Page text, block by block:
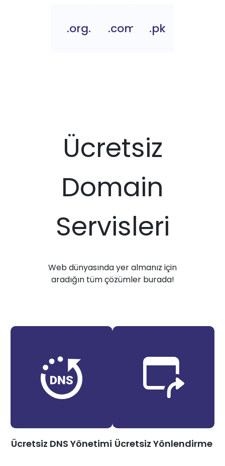
.org.pk .com.pk.pk
Ücretsiz
Domain
Servisleri
Web dünyasında yer almanız için
aradığın tüm çözümler burada!
Ücretsiz DNS Yönetimi Ücretsiz Yönlendirme